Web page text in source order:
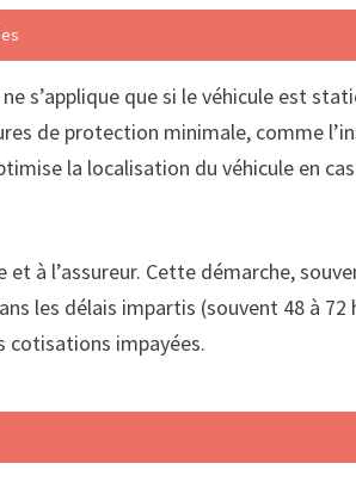
s’applique que si le véhicule est
de protection minimale, comme
la localisation du véhicule en
à l’assureur. Cette démarche,
les délais impartis (souvent 48 à
cotisations impayées.